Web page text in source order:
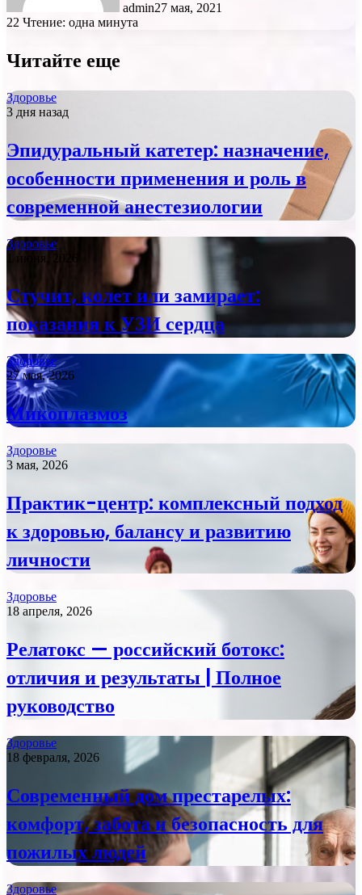
admin27 мая, 2021
22 Чтение: одна минута
Читайте еще
Здоровье
3 дня назад
Эпидуральный катетер: назначение,
особенности применения и роль в
современной анестезиологии
Здоровье
1 июня, 2026
Стучит, колет или замирает:
показания к УЗИ сердца
Здоровье
27 мая, 2026
Микоплазмоз
Здоровье
3 мая, 2026
Практик-центр: комплексный подход
к здоровью, балансу и развитию
личности
Здоровье
18 апреля, 2026
Релатокс — российский ботокс:
отличия и результаты | Полное
руководство
Здоровье
18 февраля, 2026
Современный дом престарелых:
комфорт, забота и безопасность для
пожилых людей
Здоровье